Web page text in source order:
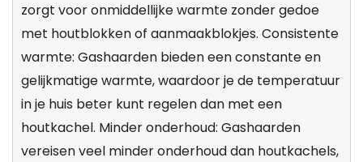
zorgt voor onmiddellijke warmte zonder gedoe
met houtblokken of aanmaakblokjes. Consistente
warmte: Gashaarden bieden een constante en
gelijkmatige warmte, waardoor je de temperatuur
in je huis beter kunt regelen dan met een
houtkachel. Minder onderhoud: Gashaarden
vereisen veel minder onderhoud dan houtkachels,